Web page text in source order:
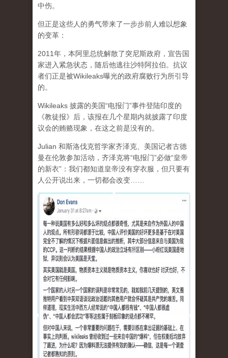
中伤。
但正是这些人的勇气带来了一步步前人难以想象
的变革：
2011年，本阿里总统解散了突尼斯政府，宣告国
家进入紧急状态，随后他逃往沙特阿拉伯。抗议
者们正是被Wikileaks曝光的政府腐败行为所引导
的。
Wikileaks 披露的美国“电报门”事件登陆印度的
《教徒报》后，该报在几个星期内就披露了印度
议会的贿赂现象，在这之前是没有的。
Julian 和斯洛伐克哲学家齐泽克、美国记者古德
曼在伦敦参加活动，齐泽克将“电报门”必做“皇帝
的新衣”：我们都知道皇帝没有穿衣服，但只要有
人公开说出来，一切都会改变……